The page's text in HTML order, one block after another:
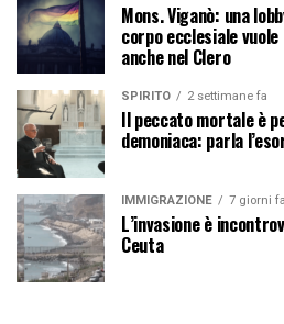
Mons. Viganò: una
corpo ecclesiale
anche nel Clero
SPIRITO 2 settimane fa
Il peccato mortale è
demoniaca: parla
IMMIGRAZIONE 7 giorni fa
L’invasione è
Ceuta